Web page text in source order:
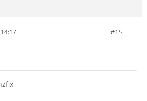
#15